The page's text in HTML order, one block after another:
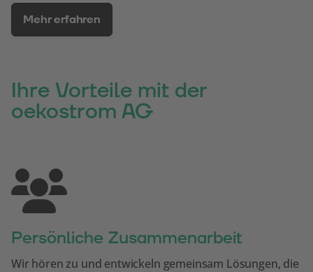
Mehr erfahren
Ihre Vorteile mit der
oekostrom AG
Persönliche Zusammenarbeit
Wir hören zu und entwickeln gemeinsam Lösungen, die